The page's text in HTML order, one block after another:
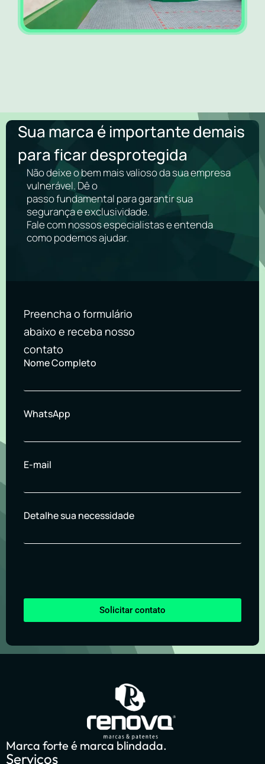
Sua marca é importante demais
para ficar desprotegida
Não deixe o bem mais valioso da sua empresa
vulnerável. Dê o
passo fundamental para garantir sua
segurança e exclusividade.
Fale com nossos especialistas e entenda
como podemos ajudar.
Preencha o formulário
abaixo e receba nosso
contato
Nome Completo
WhatsApp
E-mail
Detalhe sua necessidade
Solicitar contato
Marca forte é marca blindada.
Serviços